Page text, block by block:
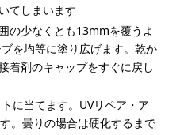
てしまいます
の少なくとも13mmを覆うよ
を均等に塗り広げます。乾か
着剤のキャップをすぐに戻し
に当てます。UVリペア・ア
。曇りの場合は硬化するまで